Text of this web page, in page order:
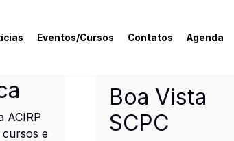
Eventos/Cursos Contatos Agenda
e Industrial de
ACIRP
e
Boa Vista
SCPC